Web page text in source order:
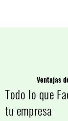
Ventajas
Todo lo que
tu empresa